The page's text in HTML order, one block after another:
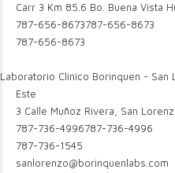
Carr 3 Km 85.6 Bo. Buena Vista
787-656-8673787-656-8673
787-656-8673
Laboratorio Clinico Borinquen - San
Este
3 Calle Muñoz Rivera, San
787-736-4996787-736-4996
787-736-1545
sanlorenzo@borinquenlabs.com